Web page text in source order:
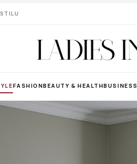
FASHIONBEAUTY & HEALTHBUSINESS